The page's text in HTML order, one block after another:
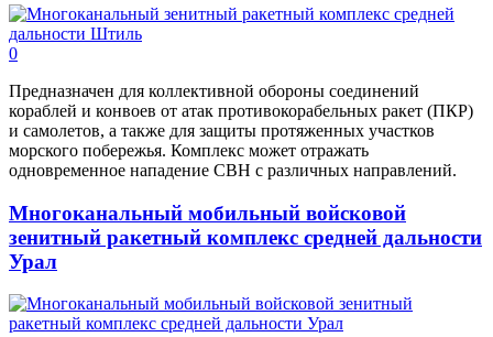
0
Предназначен для коллективной обороны соединений
кораблей и конвоев от атак противокорабельных ракет (ПКР)
и самолетов, а также для защиты протяженных участков
морского побережья. Комплекс может отражать
одновременное нападение СВН с различных направлений.
Многоканальный мобильный войсковой
зенитный ракетный комплекс средней дальности
Урал